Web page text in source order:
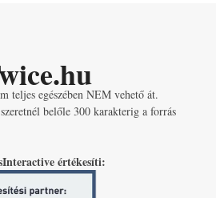
teljes egészében NEM vehető át.
belőle 300 karakterig a forrás
értékesíti: